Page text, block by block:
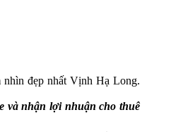
nhìn đẹp nhất Vịnh Hạ Long.
và nhận lợi nhuận cho thuê